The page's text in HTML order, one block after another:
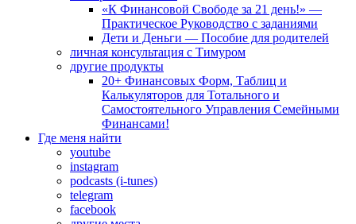
«К Финансовой Свободе за 21 день!» —
Практическое Руководство с заданиями
Дети и Деньги — Пособие для родителей
личная консультация с Тимуром
другие продукты
20+ Финансовых Форм, Таблиц и
Калькуляторов для Тотального и
Самостоятельного Управления Семейными
Финансами!
Где меня найти
youtube
instagram
podcasts (i-tunes)
telegram
facebook